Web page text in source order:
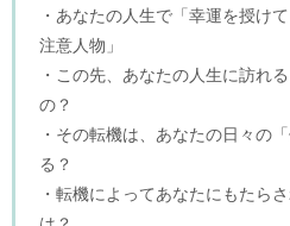
・あなたの人生で「幸運を授け
注意人物」
・この先、あなたの人生に訪れ
の？
・その転機は、あなたの日々の
る？
・転機によってあなたにもたら